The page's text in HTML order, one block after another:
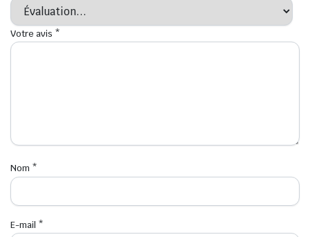
Votre avis *
Nom *
E-mail *